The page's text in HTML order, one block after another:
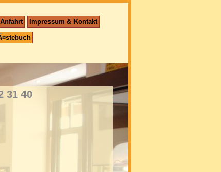
Anfahrt Impressum & Kontakt
31 40